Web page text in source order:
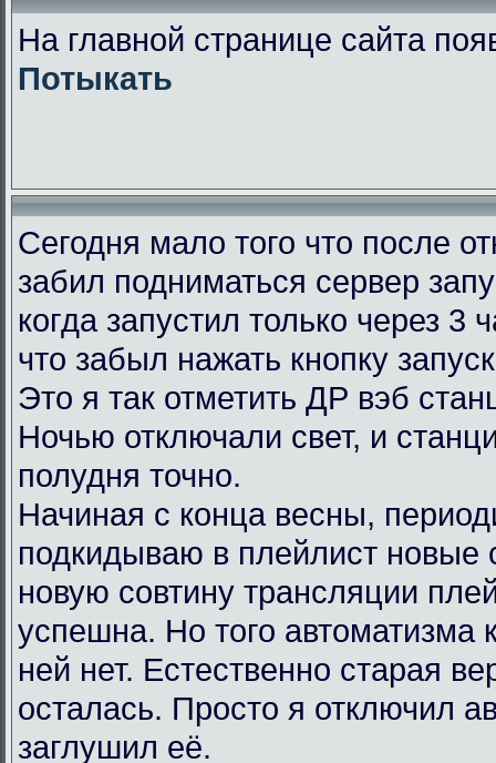
На главной странице сайта
Потыкать
Сегодня мало того что после
забил подниматься сервер
когда запустил только через 3
что забыл нажать кнопку
Это я так отметить ДР вэб
Ночью отключали свет, и
полудня точно.
Начиная с конца весны,
подкидываю в плейлист новые
новую совтину трансляции
успешна. Но того автоматизма
ней нет. Естественно старая
осталась. Просто я отключил
заглушил её.